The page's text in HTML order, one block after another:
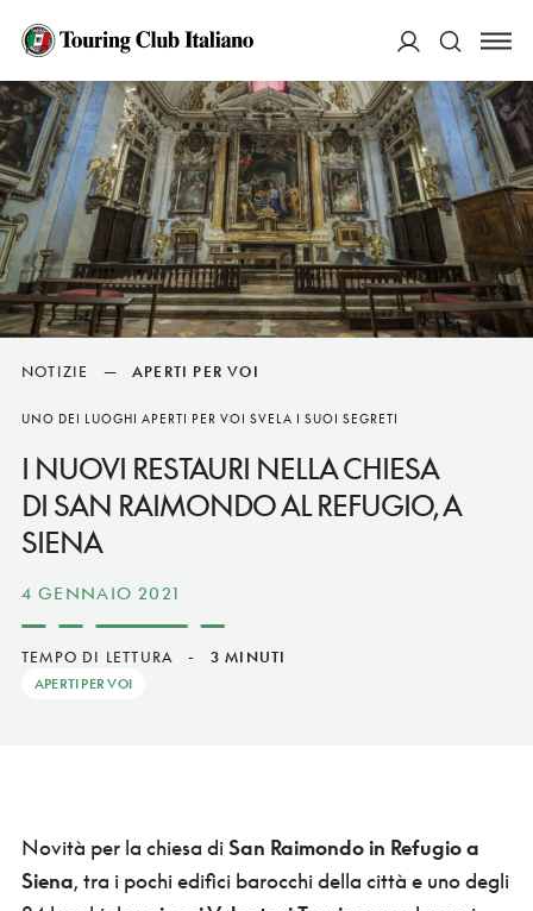
Cerca
NOTIZIE — APERTI PER VOI
UNO DEI LUOGHI APERTI PER VOI SVELA I SUOI SEGRETI
I NUOVI RESTAURI NELLA CHIESA
DI SAN RAIMONDO AL REFUGIO, A
SIENA
4 GENNAIO 2021
TEMPO DI LETTURA - 3 MINUTI
APERTI PER VOI
Novità per la chiesa diSan Raimondo in Refugio a
Siena, tra i pochi edifici barocchi della città e uno degli